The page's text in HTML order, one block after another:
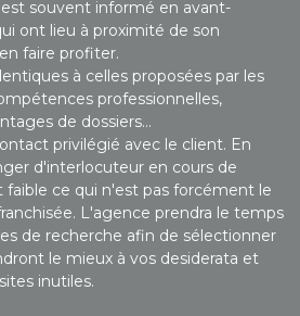
souvent informé en avant-
ont lieu à proximité de son
faire profiter.
à celles proposées par les
professionnelles,
de dossiers…
privilégié avec le client. En
d'interlocuteur en cours de
ce qui n'est pas forcément le
L'agence prendra le temps
de recherche afin de sélectionner
le mieux à vos desiderata et
inutiles.